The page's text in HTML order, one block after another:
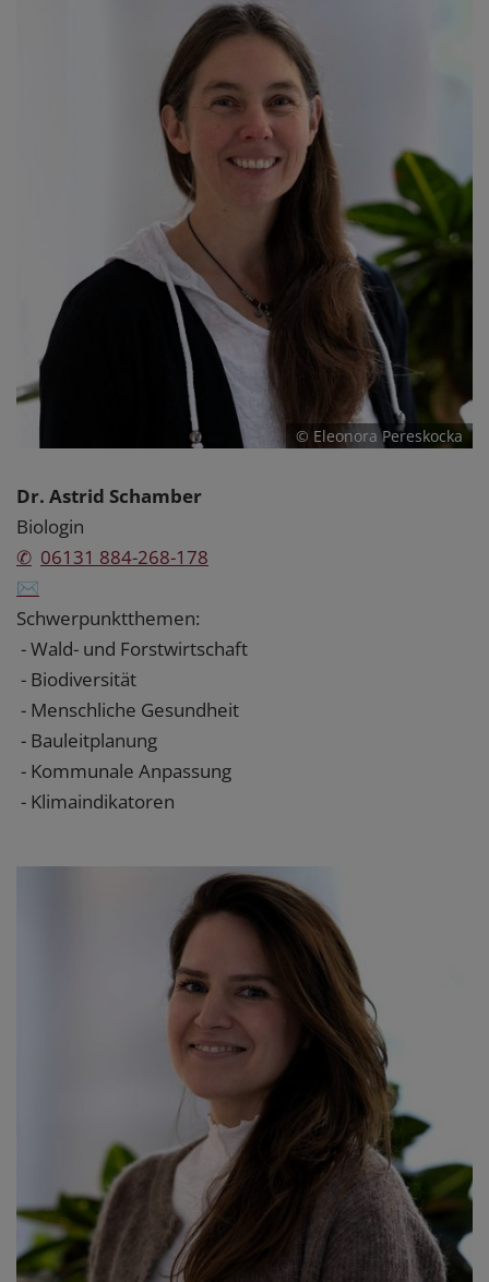
© Eleonora Pereskocka
Dr. Astrid Schamber
Biologin
✆ 06131 884-268-178
✉
Schwerpunktthemen:
- Wald- und Forstwirtschaft
- Biodiversität
- Menschliche Gesundheit
- Bauleitplanung
- Kommunale Anpassung
- Klimaindikatoren